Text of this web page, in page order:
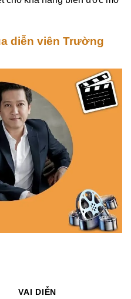
diễn viên Trường
VAI DIỄN